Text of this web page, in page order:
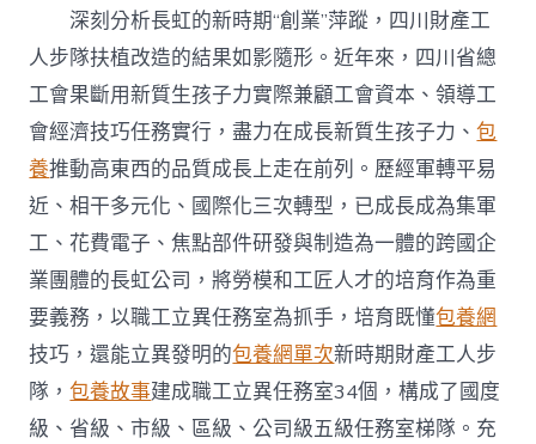
深刻分析長虹的新時期“創業”萍蹤，四川財產工
人步隊扶植改造的結果如影隨形。近年來，四川省總
工會果斷用新質生孩子力實際兼顧工會資本、領導工
會經濟技巧任務實行，盡力在成長新質生孩子力、包
養推動高東西的品質成長上走在前列。歷經軍轉平易
近、相干多元化、國際化三次轉型，已成長成為集軍
工、花費電子、焦點部件研發與制造為一體的跨國企
業團體的長虹公司，將勞模和工匠人才的培育作為重
要義務，以職工立異任務室為抓手，培育既懂包養網
技巧，還能立異發明的包養網單次新時期財產工人步
隊，包養故事建成職工立異任務室34個，構成了國度
級、省級、市級、區級、公司級五級任務室梯隊。充